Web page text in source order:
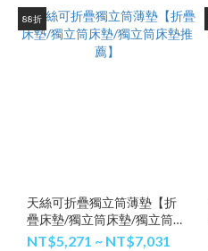
88折
天絲可折疊獨立筒薄墊【折
疊床墊/獨立筒床墊/獨立筒床
墊推薦】
NT$5,271 ~ NT$7,031